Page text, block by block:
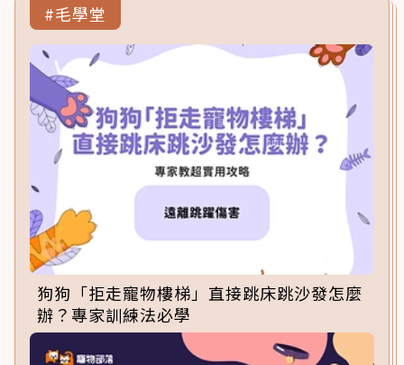
#毛學堂
狗狗「拒走寵物樓梯」直接跳床跳沙發怎麼
辦？專家訓練法必學